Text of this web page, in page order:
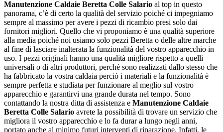
Manutenzione Caldaie Beretta Colle Salario al top in questo
panorama, c’è di certo la qualità del servizio poiché ci impegniamo
sempre al massimo per avere i pezzi di ricambio presi solo dai
fornitori migliori. Quello che vi proponiamo è una qualità superiore
alla media poiché noi usiamo solo pezzi Beretta o delle altre marche
al fine di lasciare inalterata la funzionalità del vostro apparecchio in
uso. I pezzi originali hanno una qualità migliore rispetto a quelli
universali o di altri produttori, perché sono realizzati dallo stesso che
ha fabbricato la vostra caldaia perciò i materiali e la funzionalità è
sempre perfetta e studiata per funzionare al meglio sul vostro
apparecchio e garantirvi una grande durata nel tempo. Sono
contattando la nostra ditta di assistenza e Manutenzione Caldaie
Beretta Colle Salario avrete la possibilità di trovare un servizio che
migliora il vostro apparecchio e lo fa durar a lungo negli anni,
portato anche al minimo futuri interventi di riparazione. Infatti, le